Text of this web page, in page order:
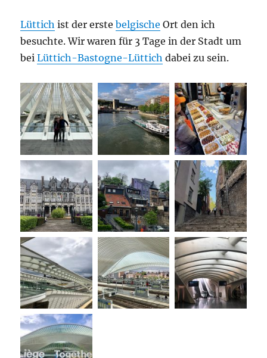
Lüttich ist der erstebelgische Ort den ich
besuchte. Wir waren für 3 Tage in der Stadt um
beiLüttich-Bastogne-Lüttich dabei zu sein.